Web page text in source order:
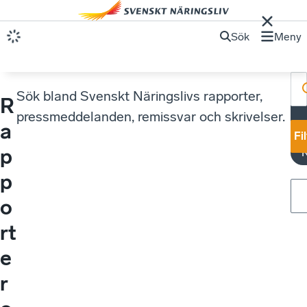
Sök Meny
R
a
p
p
o
rt
e
r
Sök bland Svenskt Näringslivs rapporter,
pressmeddelanden, remissvar och skrivelser.